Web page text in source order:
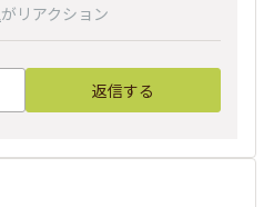
がリアクション
返信する